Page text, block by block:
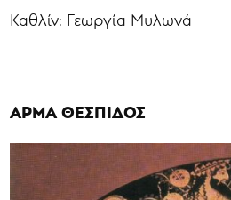
Καθλίν: Γεωργία Μυλωνά
ΑΡΜΑ ΘΕΣΠΙΔΟΣ